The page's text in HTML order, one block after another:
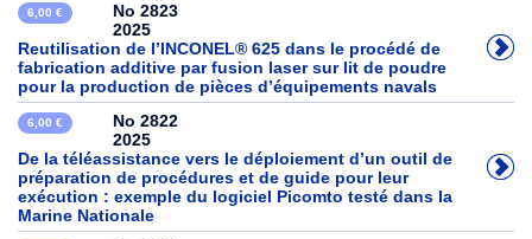
6,00 €
No 2823
2025
Reutilisation de l’INCONEL® 625 dans le procédé de
fabrication additive par fusion laser sur lit de poudre
pour la production de pièces d’équipements navals
6,00 €
No 2822
2025
De la téléassistance vers le déploiement d’un outil de
préparation de procédures et de guide pour leur
exécution : exemple du logiciel Picomto testé dans la
Marine Nationale